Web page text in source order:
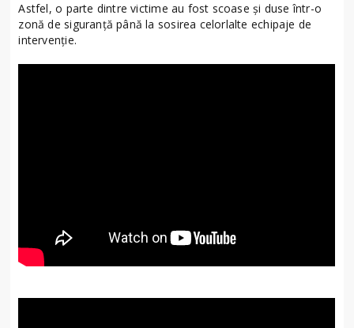
Astfel, o parte dintre victime au fost scoase și duse într-o
zonă de siguranță până la sosirea celorlalte echipaje de
intervenție.